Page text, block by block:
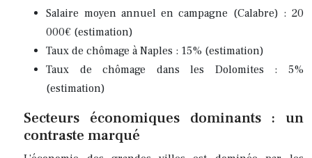
Salaire moyen annuel en campagne (Calabre) : 20
000€ (estimation)
Taux de chômage à Naples : 15% (estimation)
Taux de chômage dans les Dolomites : 5%
(estimation)
Secteurs économiques dominants : un
contraste marqué